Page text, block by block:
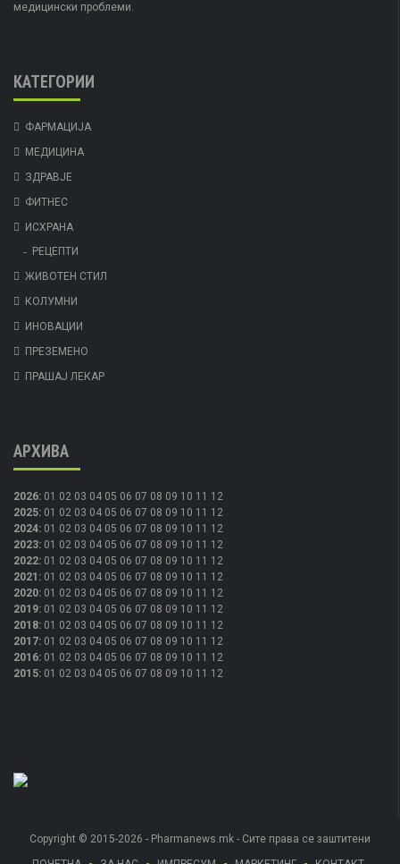
медицински проблеми.
КАТЕГОРИИ
ФАРМАЦИЈА
МЕДИЦИНА
ЗДРАВЈЕ
ФИТНЕС
ИСХРАНА
РЕЦЕПТИ
ЖИВОТЕН СТИЛ
КОЛУМНИ
ИНОВАЦИИ
ПРЕЗЕМЕНО
ПРАШАЈ ЛЕКАР
АРХИВА
2026: 01 02 03 04 05 06 07 08 09 10 11 12
2025: 01 02 03 04 05 06 07 08 09 10 11 12
2024: 01 02 03 04 05 06 07 08 09 10 11 12
2023: 01 02 03 04 05 06 07 08 09 10 11 12
2022: 01 02 03 04 05 06 07 08 09 10 11 12
2021 : 01 02 03 04 05 06 07 08 09 10 11 12
2020: 01 02 03 04 05 06 07 08 09 10 11 12
2019: 01 02 03 04 05 06 07 08 09 10 11 12
2018: 01 02 03 04 05 06 07 08 09 10 11 12
2017: 01 02 03 04 05 06 07 08 09 10 11 12
2016: 01 02 03 04 05 06 07 08 09 10 11 12
2015: 01 02 03 04 05 06 07 08 09 10 11 12
Copyright © 2015-2026 - Pharmanews.mk - Сите права се заштитени